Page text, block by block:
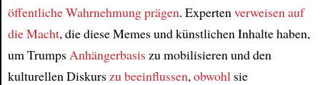
öffentliche Wahrnehmung prägen. Experten verweisen auf
die Macht, die diese Memes und künstlichen Inhalte haben,
um Trumps Anhängerbasiszu mobilisieren und den
kulturellen Diskurs zu beeinflussen, obwohl sie